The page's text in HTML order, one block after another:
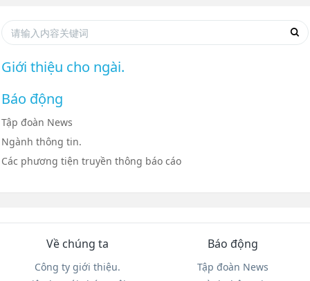
Giới thiệu cho ngài.
Báo động
Tập đoàn News
Ngành thông tin.
Các phương tiện truyền thông báo cáo
Về chúng ta
Công ty giới thiệu.
Báo động
Tập đoàn News